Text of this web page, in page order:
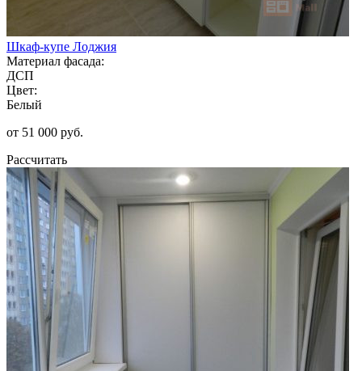
Шкаф-купе Лоджия
Материал фасада:
ДСП
Цвет:
Белый
от 51 000 руб.
Рассчитать